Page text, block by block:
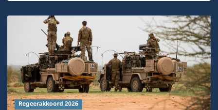
Regeerakkoord 2026